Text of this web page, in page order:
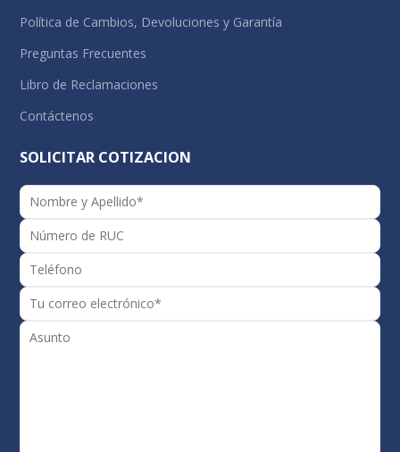
Política de Cambios, Devoluciones y Garantía
Preguntas Frecuentes
Libro de Reclamaciones
Contáctenos
SOLICITAR COTIZACION